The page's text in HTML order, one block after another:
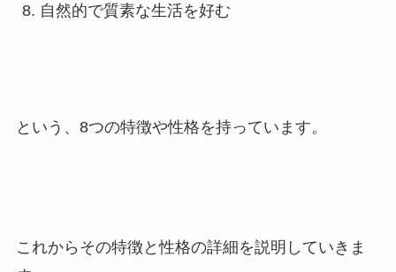
自然的で質素な生活を好む
という、8つの特徴や性格を持っています。
これからその特徴と性格の詳細を説明していきま